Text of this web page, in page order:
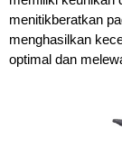
menitikberatkan
menghasilkan
optimal dan